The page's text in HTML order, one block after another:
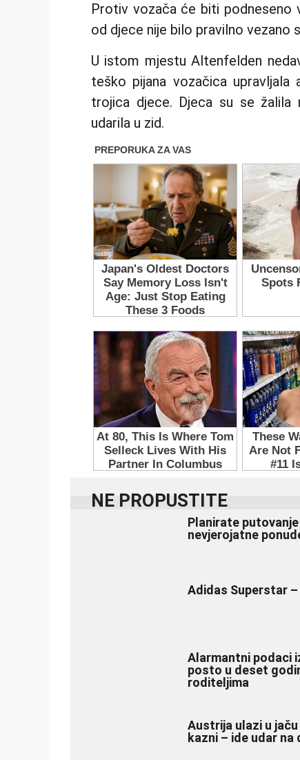
Protiv vozača će biti podneseno
od djece nije bilo pravilno vezano
U istom mjestu Altenfelden
teško pijana vozačica
trojica djece. Djeca su se
udarila u zid.
NE PROPUSTITE
Planirate
nevjerojatne
Adidas Superstar
Alarmantni podaci
posto u deset
roditeljima
Austrija ulazi u
kazni – ide udar na